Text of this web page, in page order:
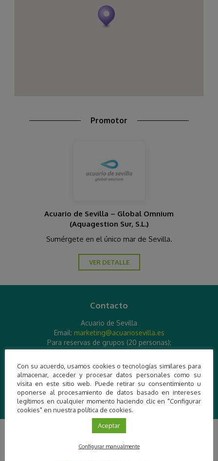
Promotor
Acuario de Sevilla – Global Omnium
(Aquagestion Sur, S.L.)
Sumérgete en el único mar de Sevilla.
VER DETALLE
Contacto
Acuario de Sevilla
Email: marketing@acuariosevilla.es
Para reservas de grupos (20 personas):
reservas@acuariosevilla.es
Teléfono: 955441541
Más información
Con su acuerdo, usamos cookies o tecnologías similares para
almacenar, acceder y procesar datos personales como su
visita en este sitio web. Puede retirar su consentimiento u
oponerse al procesamiento de datos basado en intereses
legítimos en cualquier momento haciendo clic en "Configurar
cookies" en nuestra política de cookies.
Aceptar
Configurar manualmente